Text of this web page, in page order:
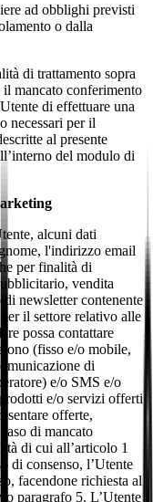
ad obblighi previsti
o dalla
di trattamento sopra
mancato conferimento
di effettuare una
necessari per il
al presente
del modulo di
alcuni dati
l'indirizzo email
per finalità di
vendita
newsletter contenente
il settore relativo alle
possa contattare
(fisso e/o mobile,
di
e/o SMS e/o
e/o servizi offerti
offerte,
di mancato
di cui all’articolo 1
di consenso, l’Utente
facendone richiesta al
paragrafo 5. L’Utente